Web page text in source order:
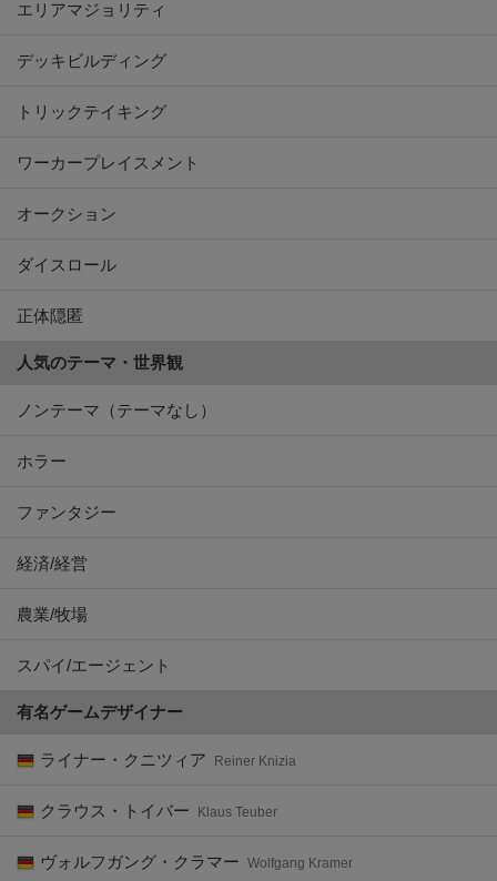
エリアマジョリティ
デッキビルディング
トリックテイキング
ワーカープレイスメント
オークション
ダイスロール
正体隠匿
人気のテーマ・世界観
ノンテーマ（テーマなし）
ホラー
ファンタジー
経済/経営
農業/牧場
スパイ/エージェント
有名ゲームデザイナー
ライナー・クニツィア Reiner Knizia
クラウス・トイバー Klaus Teuber
ヴォルフガング・クラマー Wolfgang Kramer